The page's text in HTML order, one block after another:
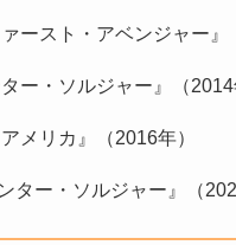
ースト・アベンジャー』
ー・ソルジャー』（2014
メリカ』（2016年）
ター・ソルジャー』（